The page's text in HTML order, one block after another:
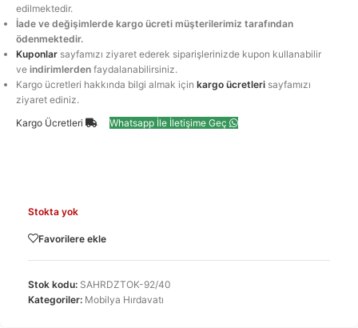
edilmektedir.
İade ve değişimlerde kargo ücreti müşterilerimiz tarafından
ödenmektedir.
Kuponlar sayfamızı ziyaret ederek siparişlerinizde kupon kullanabilir
veindirimlerden faydalanabilirsiniz.
Kargo ücretleri hakkında bilgi almak içinkargo ücretleri sayfamızı
ziyaret ediniz.
Kargo Ücretleri
Whatsapp İle İletişime Geç
Stokta yok
Favorilere ekle
Stok kodu: SAHRDZTOK-92/40
Kategoriler: Mobilya Hırdavatı